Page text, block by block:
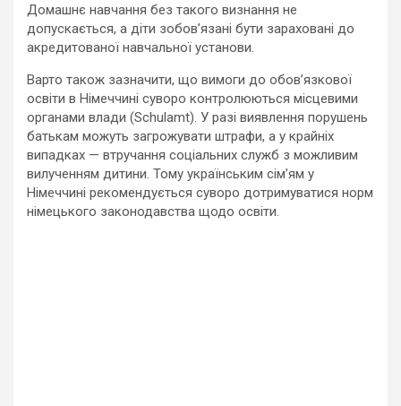
Домашнє навчання без такого визнання не
допускається, а діти зобов’язані бути зараховані до
акредитованої навчальної установи.
Варто також зазначити, що вимоги до обов’язкової
освіти в Німеччині суворо контролюються місцевими
органами влади (Schulamt). У разі виявлення порушень
батькам можуть загрожувати штрафи, а у крайніх
випадках — втручання соціальних служб з можливим
вилученням дитини. Тому українським сім’ям у
Німеччині рекомендується суворо дотримуватися норм
німецького законодавства щодо освіти.